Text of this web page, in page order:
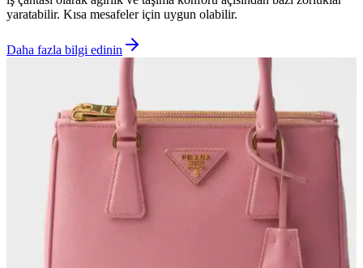
yaratabilir. Kısa mesafeler için uygun olabilir.
Daha fazla bilgi edinin